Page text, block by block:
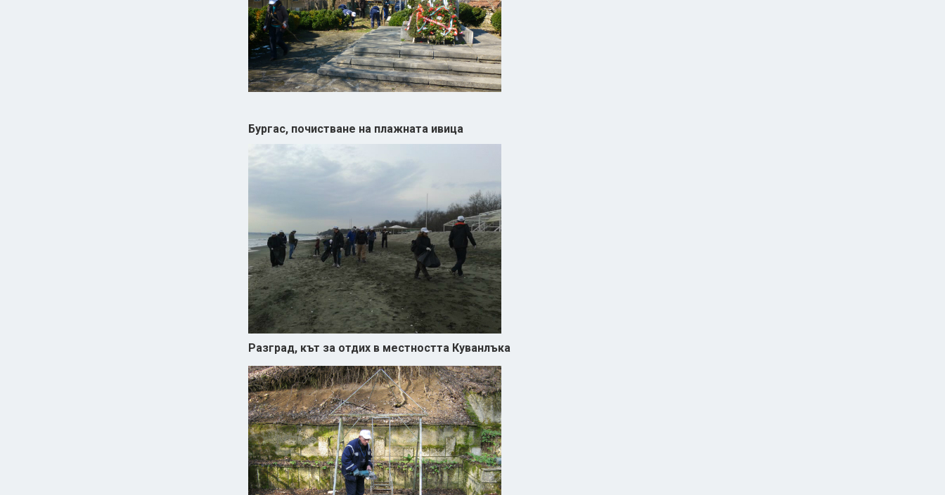
Бургас, почистване на плажната ивица
Разград, кът за отдих в местността Куванлъка